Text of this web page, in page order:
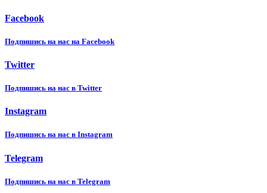
Facebook
Подпишиcь на нас на Facebook
Twitter
Подпишиcь на нас в Twitter
Instagram
Подпишиcь на нас в Instagram
Telegram
Подпишиcь на нас в Telegram